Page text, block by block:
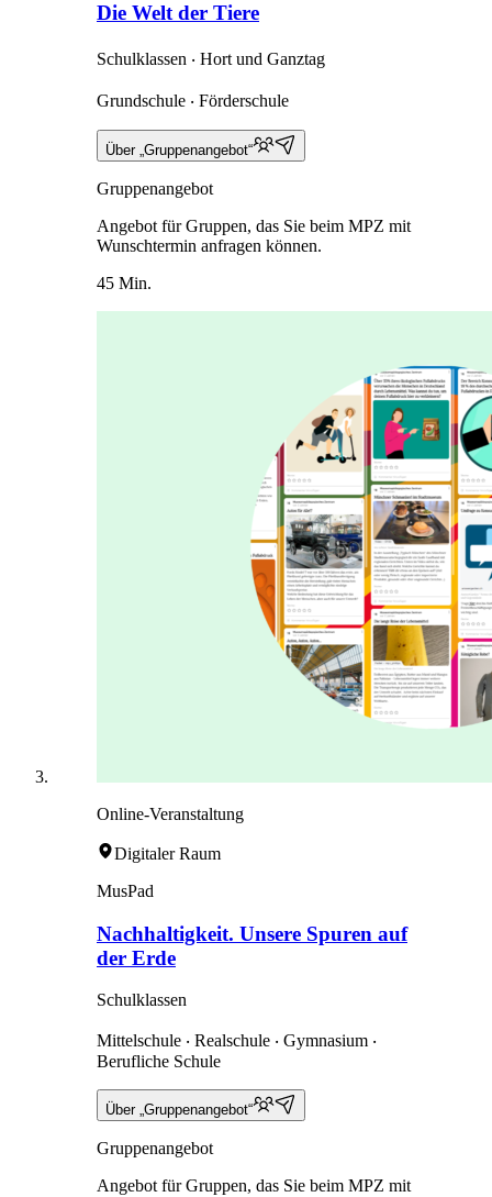
Die Welt der Tiere
Schulklassen ‧ Hort und Ganztag
Grundschule ‧ Förderschule
Über „Gruppenangebot“
Gruppenangebot
Angebot für Gruppen, das Sie beim MPZ mit
Wunschtermin anfragen können.
45 Min.
Online-Veranstaltung
Digitaler Raum
MusPad
Nachhaltigkeit. Unsere Spuren auf
der Erde
Schulklassen
Mittelschule ‧ Realschule ‧ Gymnasium ‧
Berufliche Schule
Über „Gruppenangebot“
Gruppenangebot
Angebot für Gruppen, das Sie beim MPZ mit